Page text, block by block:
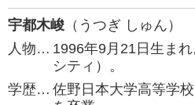
宇都木峻（うつぎ しゅん）
人物… 1996年9月21日生ま
シティ）。
学歴… 佐野日本大学高等学